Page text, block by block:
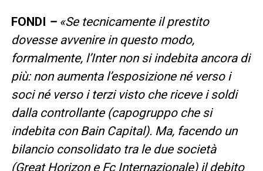
FONDI – «Se tecnicamente il prestito
dovesse avvenire in questo modo,
formalmente, l’Inter non si indebita ancora di
più: non aumenta l’esposizione né verso i
soci né verso i terzi visto che riceve i soldi
dalla controllante (capogruppo che si
indebita con Bain Capital). Ma, facendo un
bilancio consolidato tra le due società
(Great Horizon e Fc Internazionale) il debito